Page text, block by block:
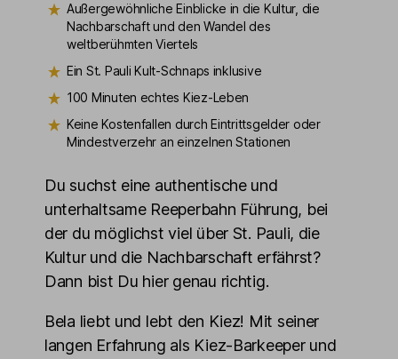
Außergewöhnliche Einblicke in die Kultur, die
Nachbarschaft und den Wandel des
weltberühmten Viertels
Ein St. Pauli Kult-Schnaps inklusive
100 Minuten echtes Kiez-Leben
Keine Kostenfallen durch Eintrittsgelder oder
Mindestverzehr an einzelnen Stationen
Du suchst eine authentische und
unterhaltsame Reeperbahn Führung, bei
der du möglichst viel über St. Pauli, die
Kultur und die Nachbarschaft erfährst?
Dann bist Du hier genau richtig.
Bela liebt und lebt den Kiez! Mit seiner
langen Erfahrung als Kiez-Barkeeper und